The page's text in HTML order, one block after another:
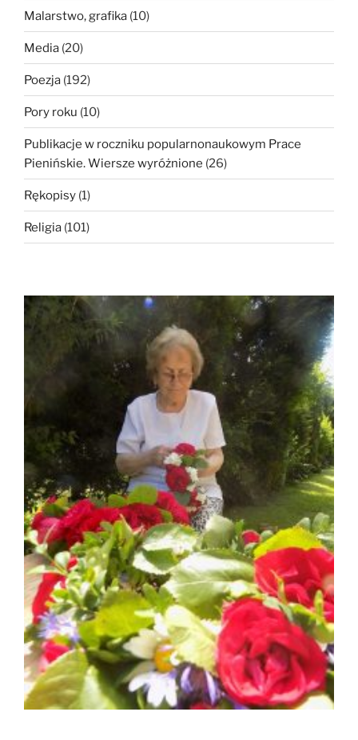
Malarstwo, grafika (10)
Media (20)
Poezja (192)
Pory roku (10)
Publikacje w roczniku popularnonaukowym Prace
Pienińskie. Wiersze wyróżnione (26)
Rękopisy (1)
Religia (101)